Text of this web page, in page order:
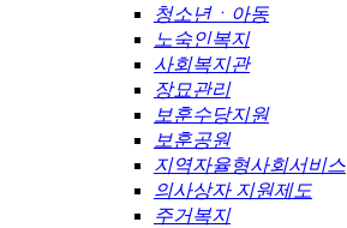
청소년ㆍ아동
노숙인복지
사회복지관
장묘관리
보훈수당지원
보훈공원
지역자율형사회서비스
의사상자 지원제도
주거복지